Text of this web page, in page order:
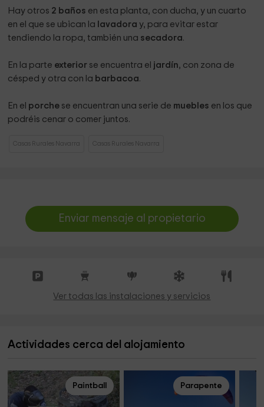
Hay otros 2 baños en esta planta, con ducha, y un cuarto
en el que se ubican la lavadora y, para evitar estar
tendiendo la ropa, también una secadora.
En la parte exterior se encuentra el jardín, con zona de
césped y otra con la barbacoa.
En el porche se encuentran una serie de muebles en los que
podréis cenar o comer juntos.
Casas Rurales Navarra Casas Rurales Navarra
Enviar mensaje al propietario
Ver todas las instalaciones y servicios
Actividades cerca del alojamiento
Paintball Parapente